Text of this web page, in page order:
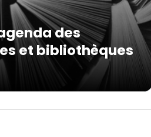
des
et bibliothèques